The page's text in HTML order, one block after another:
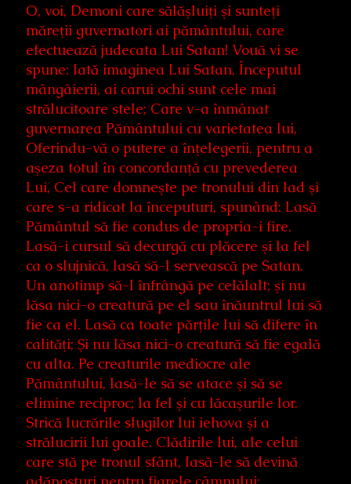
O, voi, Demoni care sălăşluiţi şi sunteţi
măreţii guvernatori ai pământului, care
efectuează judecata Lui Satan! Vouă vi se
spune: Iată imaginea Lui Satan, Începutul
mângâierii, ai carui ochi sunt cele mai
strălucitoare stele; Care v-a înmânat
guvernarea Pământului cu varietatea lui,
Oferindu-vă o putere a înţelegerii, pentru a
aşeza totul în concordanţă cu prevederea
Lui, Cel care domneşte pe tronului din Iad şi
care s-a ridicat la începuturi, spunând: Lasă
Pământul să fie condus de propria-i fire.
Lasă-i cursul să decurgă cu plăcere şi la fel
ca o slujnică, lasă să-l servească pe Satan.
Un anotimp să-l înfrângă pe celălalt; şi nu
lăsa nici-o creatură pe el sau înăuntrul lui să
fie ca el. Lasă ca toate părţile lui să difere în
calităţi; Şi nu lăsa nici-o creatură să fie egală
cu alta. Pe creaturile mediocre ale
Pământului, lasă-le să se atace şi să se
elimine reciproc; la fel şi cu lăcaşurile lor.
Strică lucrările slugilor lui iehova şi a
strălucirii lui goale. Clădirile lui, ale celui
care stă pe tronul sfânt, lasă-le să devină